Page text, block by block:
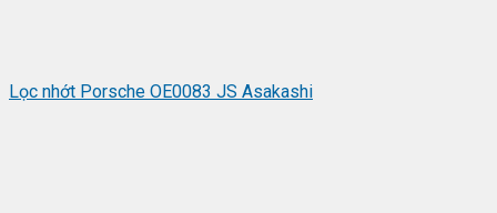
Lọc nhớt Porsche OE0083 JS Asakashi